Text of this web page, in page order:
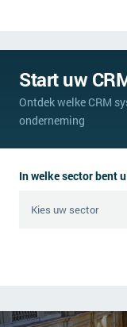
Start uw
Ontdek welke CRM
onderneming
In welke sector bent